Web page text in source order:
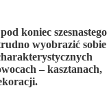
koniec szesnastego
wyobrazić sobie
– kasztanach,